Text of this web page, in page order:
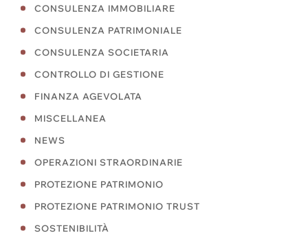
CONSULENZA IMMOBILIARE
CONSULENZA PATRIMONIALE
CONSULENZA SOCIETARIA
CONTROLLO DI GESTIONE
FINANZA AGEVOLATA
MISCELLANEA
NEWS
OPERAZIONI STRAORDINARIE
PROTEZIONE PATRIMONIO
PROTEZIONE PATRIMONIO TRUST
SOSTENIBILITÀ